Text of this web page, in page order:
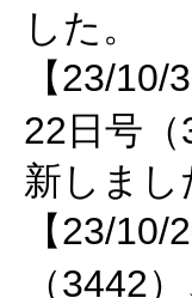
した。
【23/10/
22日号
新しまし
【23/10/
（3442